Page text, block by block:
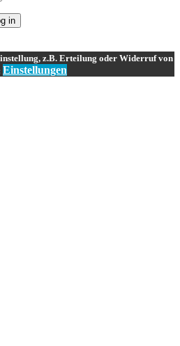
in
z.B. Erteilung oder Widerruf von
Einstellungen